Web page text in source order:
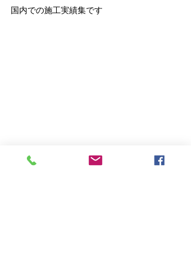
国内での施工実績集です